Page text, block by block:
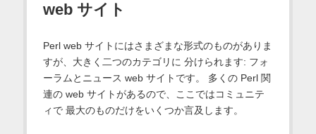
web サイト
Perl web サイトにはさまざまな形式のものがありま
すが、大きく二つのカテゴリに 分けられます: フォ
ーラムとニュース web サイトです。 多くの Perl 関
連の web サイトがあるので、ここではコミュニテ
ィで 最大のものだけをいくつか言及します。